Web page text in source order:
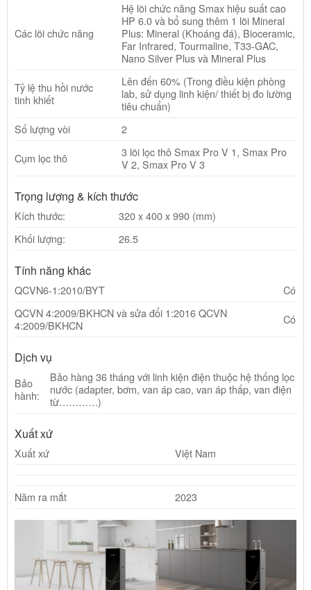
Các lõi chức năng
Hệ lõi chức năng Smax hiệu suất cao
HP 6.0 và bổ sung thêm 1 lõi Mineral
Plus: Mineral (Khoáng đá), Bioceramic,
Far Infrared, Tourmaline, T33-GAC,
Nano Silver Plus và Mineral Plus
Tỷ lệ thu hồi nước
tinh khiết
Lên đến 60% (Trong điều kiện phòng
lab, sử dụng linh kiện/ thiết bị đo lường
tiêu chuẩn)
Số lượng vòi
2
Cụm lọc thô
3 lõi lọc thô Smax Pro V 1, Smax Pro
V 2, Smax Pro V 3
Trọng lượng & kích thước
Kích thước:
320 x 400 x 990 (mm)
Khối lượng:
26.5
Tính năng khác
QCVN6-1:2010/BYT
Có
QCVN 4:2009/BKHCN và sửa đổi 1:2016 QCVN
4:2009/BKHCN
Có
Dịch vụ
Bảo
hành:
Bảo hàng 36 tháng với linh kiện điện thuộc hệ thống lọc
nước (adapter, bơm, van áp cao, van áp thấp, van điện
từ…………)
Xuất xứ
Xuất xứ Việt Nam
Năm ra mắt 2023